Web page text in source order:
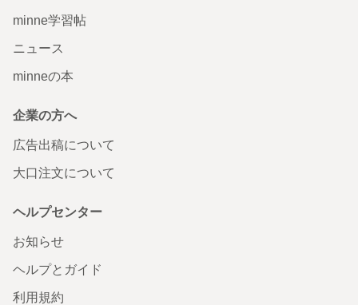
minne学習帖
ニュース
minneの本
企業の方へ
広告出稿について
大口注文について
ヘルプセンター
お知らせ
ヘルプとガイド
利用規約